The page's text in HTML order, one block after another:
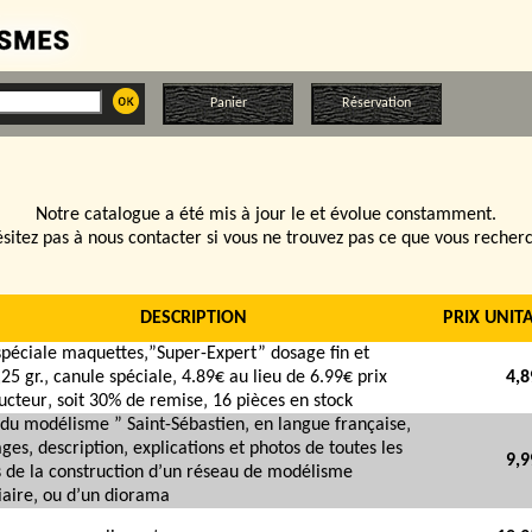
Panier Réservation
Notre catalogue a été mis à jour le et évolue constamment.
pas à nous contacter si vous ne trouvez pas ce que vous
DESCRIPTION PRIX
maquettes‚”Super-Expert” dosage fin et
gr.‚ canule spéciale‚ 4.89€ au lieu de 6.99€ prix
soit 30% de remise‚ 16 pièces en stock
modélisme ” Saint-Sébastien‚ en langue française‚
description‚ explications et photos de toutes les
de la construction d’un réseau de modélisme
ou d’un diorama